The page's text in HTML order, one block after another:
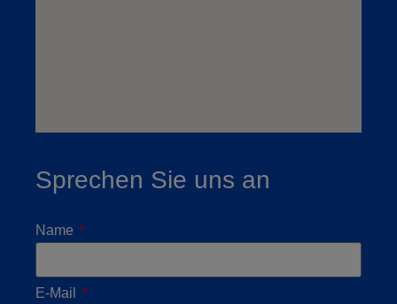
Sprechen Sie uns an
Name
E-Mail